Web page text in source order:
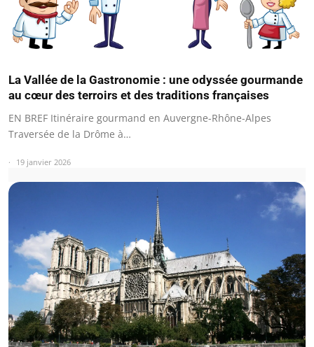
La Vallée de la Gastronomie : une odyssée gourmande
au cœur des terroirs et des traditions françaises
EN BREF Itinéraire gourmand en Auvergne-Rhône-Alpes
Traversée de la Drôme à…
19 janvier 2026